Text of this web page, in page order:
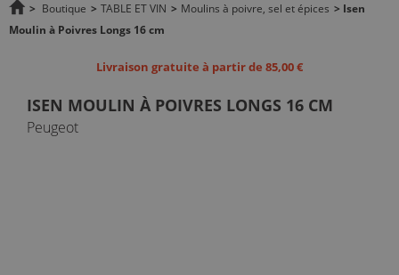
> Boutique > TABLE ET VIN > Moulins à poivre, sel et épices > Isen
Moulin à Poivres Longs 16 cm
Livraison gratuite à partir de 85,00 €
ISEN MOULIN À POIVRES LONGS 16 CM
Peugeot